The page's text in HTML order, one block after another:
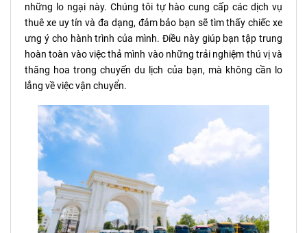
những lo ngại này. Chúng tôi tự hào cung cấp các dịch vụ
thuê xe uy tín và đa dạng, đảm bảo bạn sẽ tìm thấy chiếc xe
ưng ý cho hành trình của mình. Điều này giúp bạn tập trung
hoàn toàn vào việc thả mình vào những trải nghiệm thú vị và
thăng hoa trong chuyến du lịch của bạn, mà không cần lo
lắng về việc vận chuyển.